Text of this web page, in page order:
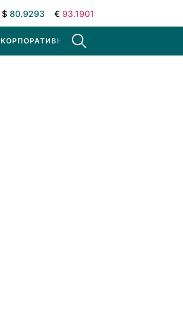
$ 80.9293 € 93.1901
КОРПОРАТИВНЫЕ НОВОСТИ